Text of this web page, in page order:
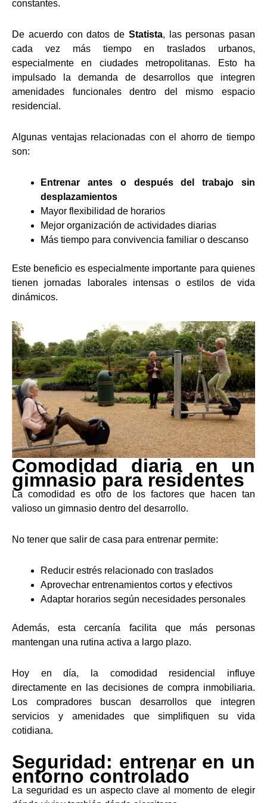
constantes.
De acuerdo con datos de Statista, las personas pasan
cada vez más tiempo en traslados urbanos,
especialmente en ciudades metropolitanas. Esto ha
impulsado la demanda de desarrollos que integren
amenidades funcionales dentro del mismo espacio
residencial.
Algunas ventajas relacionadas con el ahorro de tiempo
son:
Entrenar antes o después del trabajo sin
desplazamientos
Mayor flexibilidad de horarios
Mejor organización de actividades diarias
Más tiempo para convivencia familiar o descanso
Este beneficio es especialmente importante para quienes
tienen jornadas laborales intensas o estilos de vida
dinámicos.
Comodidad diaria en un
gimnasio para residentes
La comodidad es otro de los factores que hacen tan
valioso un gimnasio dentro del desarrollo.
No tener que salir de casa para entrenar permite:
Reducir estrés relacionado con traslados
Aprovechar entrenamientos cortos y efectivos
Adaptar horarios según necesidades personales
Además, esta cercanía facilita que más personas
mantengan una rutina activa a largo plazo.
Hoy en día, la comodidad residencial influye
directamente en las decisiones de compra inmobiliaria.
Los compradores buscan desarrollos que integren
servicios y amenidades que simplifiquen su vida
cotidiana.
Seguridad: entrenar en un
entorno controlado
La seguridad es un aspecto clave al momento de elegir